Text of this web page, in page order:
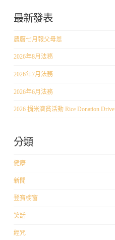
最新發表
農曆七月報父母恩
2026年8月法務
2026年7月法務
2026年6月法務
2026 捐米濟貧活動 Rice Donation Drive
分類
健康
新聞
登寶櫥窗
笑話
經咒